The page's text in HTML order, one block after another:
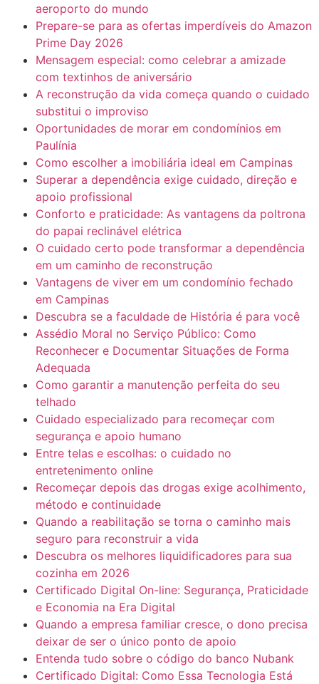
aeroporto do mundo
Prepare-se para as ofertas imperdíveis do Amazon
Prime Day 2026
Mensagem especial: como celebrar a amizade
com textinhos de aniversário
A reconstrução da vida começa quando o cuidado
substitui o improviso
Oportunidades de morar em condomínios em
Paulínia
Como escolher a imobiliária ideal em Campinas
Superar a dependência exige cuidado, direção e
apoio profissional
Conforto e praticidade: As vantagens da poltrona
do papai reclinável elétrica
O cuidado certo pode transformar a dependência
em um caminho de reconstrução
Vantagens de viver em um condomínio fechado
em Campinas
Descubra se a faculdade de História é para você
Assédio Moral no Serviço Público: Como
Reconhecer e Documentar Situações de Forma
Adequada
Como garantir a manutenção perfeita do seu
telhado
Cuidado especializado para recomeçar com
segurança e apoio humano
Entre telas e escolhas: o cuidado no
entretenimento online
Recomeçar depois das drogas exige acolhimento,
método e continuidade
Quando a reabilitação se torna o caminho mais
seguro para reconstruir a vida
Descubra os melhores liquidificadores para sua
cozinha em 2026
Certificado Digital On-line: Segurança, Praticidade
e Economia na Era Digital
Quando a empresa familiar cresce, o dono precisa
deixar de ser o único ponto de apoio
Entenda tudo sobre o código do banco Nubank
Certificado Digital: Como Essa Tecnologia Está